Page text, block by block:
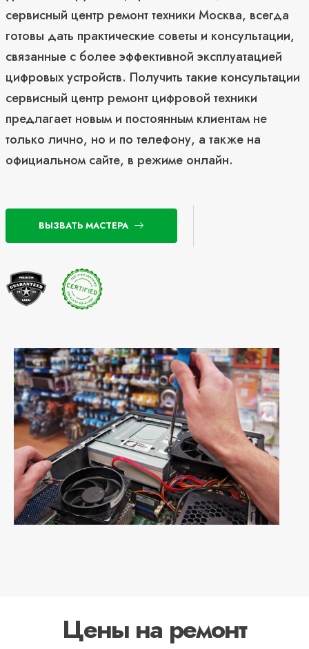
сервисный центр ремонт техники Москва, всегда
готовы дать практические советы и консультации,
связанные с более эффективной эксплуатацией
цифровых устройств. Получить такие консультации
сервисный центр ремонт цифровой техники
предлагает новым и постоянным клиентам не
только лично, но и по телефону, а также на
официальном сайте, в режиме онлайн.
ВЫЗВАТЬ МАСТЕРА
Цены на ремонт